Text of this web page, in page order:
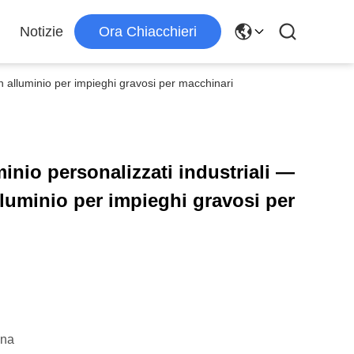
Notizie Ora Chiacchieri
per impieghi gravosi per macchinari
personalizzati industriali —
per impieghi gravosi per